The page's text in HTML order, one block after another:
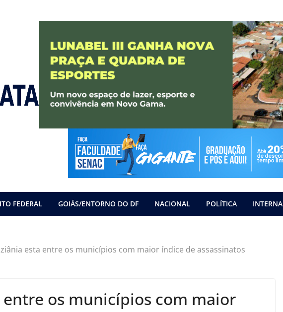
FEDERAL GOIÁS/ENTORNO DO DF NACIONAL POLÍTICA
esta entre os municípios com maior índice de assassinatos
entre os municípios com maior